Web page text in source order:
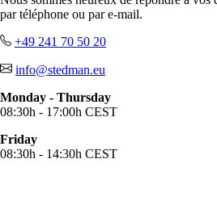
par téléphone ou par e-mail.
+49 241 70 50 20
info@stedman.eu
Monday - Thursday
08:30h - 17:00h CEST
Friday
08:30h - 14:30h CEST